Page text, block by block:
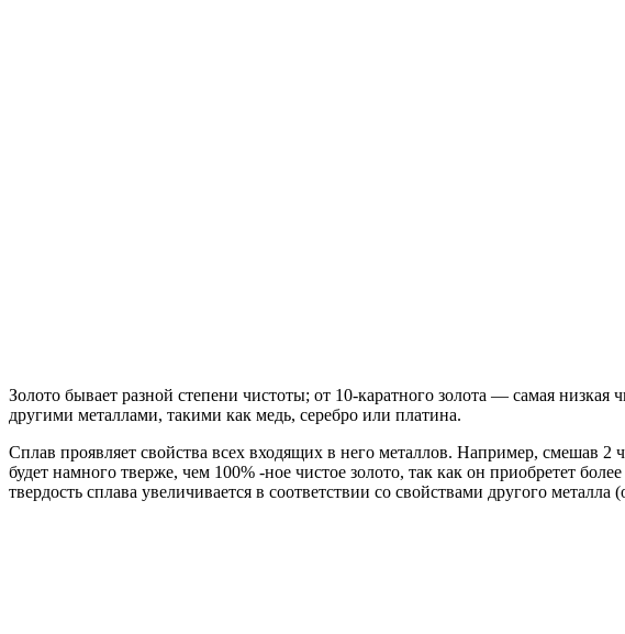
Золото бывает разной степени чистоты; от 10-каратного золота — самая низкая
другими металлами, такими как медь, серебро или платина.
Сплав проявляет свойства всех входящих в него металлов. Например, смешав
будет намного тверже, чем 100% -ное чистое золото, так как он приобретет
твердость сплава увеличивается в соответствии со свойствами другого металла